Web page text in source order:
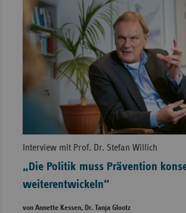
Interview mit Prof. Dr. Stefan Willich
„Die Politik muss Prävention
weiterentwickeln“
von Annette Kessen, Dr. Tanja Glootz